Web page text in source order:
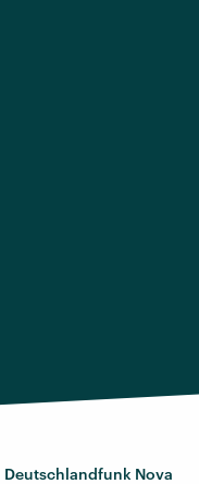
Deutschlandfunk Nova